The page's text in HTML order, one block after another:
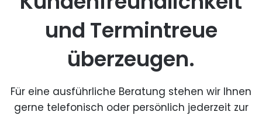
und Termintreue
überzeugen.
Für eine ausführliche Beratung stehen wir Ihnen
gerne telefonisch oder persönlich jederzeit zur